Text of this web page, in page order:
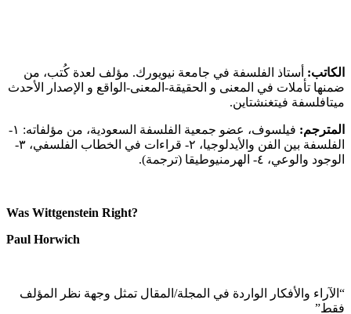
الكاتب: أستاذ الفلسفة في جامعة نيويورك. مؤلف لعدة كُتب، من
ضمنها تأملات في المعنى و الحقيقة-المعنى-الواقع و الإصدار الأحدث
ميتافلسفة فيتغنشتاين.
المترجم:
فيلسوف، عضو جمعية الفلسفة السعودية، من مؤلفاته: ١-
الفلسفة بين الفن والأيدلوجيا، ٢- قراءات في الخطاب الفلسفي، ٣-
الوجود والوعي، ٤- الهرمنيوطيقا (ترجمة).
?Was Wittgenstein Right
Paul Horwich
“الآراء والأفكار الواردة في المجلة/المقال تمثل وجهة نظر المؤلف
فقط”